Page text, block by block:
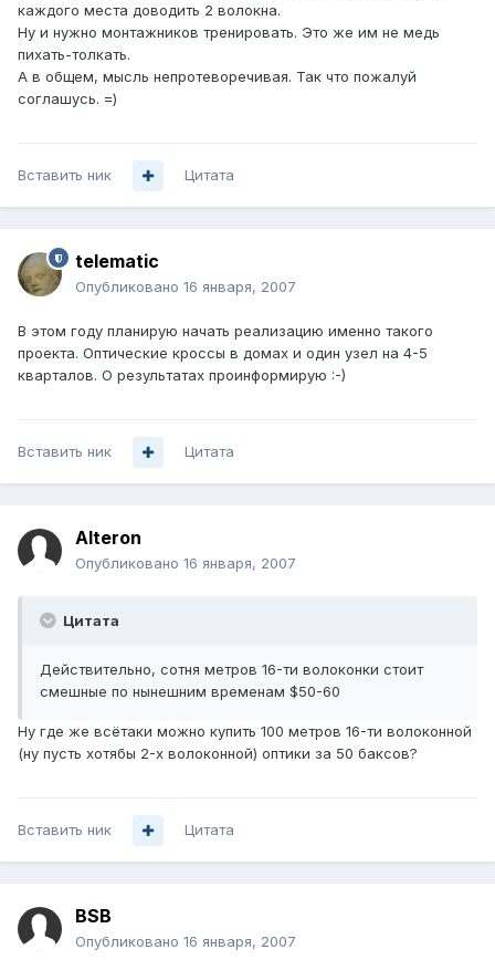
каждого места доводить 2 волокна.
Ну и нужно монтажников тренировать. Это же им не медь
пихать-толкать.
А в общем, мысль непротеворечивая. Так что пожалуй
соглашусь. =)
Вставить ник Цитата
telematic
Опубликовано 16 января, 2007
В этом году планирую начать реализацию именно такого
проекта. Оптические кроссы в домах и один узел на 4-5
кварталов. О результатах проинформирую :-)
Вставить ник Цитата
Alteron
Опубликовано 16 января, 2007
Цитата
Действительно, сотня метров 16-ти волоконки стоит
смешные по нынешним временам $50-60
Ну где же всётаки можно купить 100 метров 16-ти волоконной
(ну пусть хотябы 2-х волоконной) оптики за 50 баксов?
Вставить ник Цитата
BSB
Опубликовано 16 января, 2007